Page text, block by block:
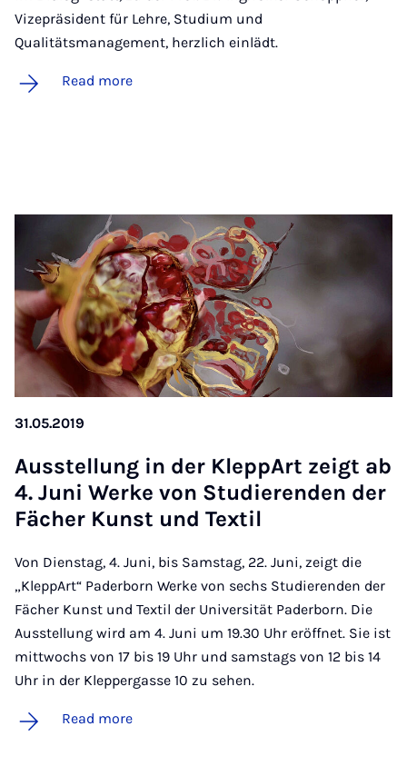
Vizepräsident für Lehre, Studium und
Qualitätsmanagement, herzlich einlädt.
Read more
31.05.2019
Aus­s­tel­lung in der Klep­pArt zeigt ab
4. Juni Werke von Stud­i­er­enden der
Fäch­er Kunst und Tex­til
Von Dienstag, 4. Juni, bis Samstag, 22. Juni, zeigt die
„KleppArt“ Paderborn Werke von sechs Studierenden der
Fächer Kunst und Textil der Universität Paderborn. Die
Ausstellung wird am 4. Juni um 19.30 Uhr eröffnet. Sie ist
mittwochs von 17 bis 19 Uhr und samstags von 12 bis 14
Uhr in der Kleppergasse 10 zu sehen.
Read more